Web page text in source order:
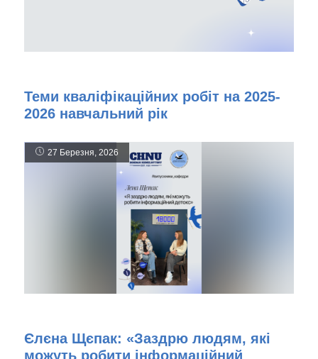
Теми кваліфікаційних робіт на 2025-
2026 навчальний рік
27 Березня, 2026
Єлєна Щєпак: «Заздрю людям, які
можуть робити інформаційний